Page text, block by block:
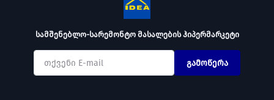
სამშენებლო-სარემონტო მასალების ჰიპერმარკეტი
გამოწერა